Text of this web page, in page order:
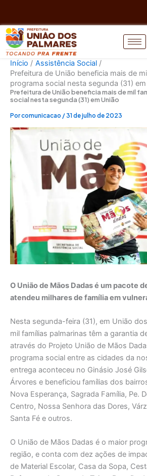
conteúdo
Início
Assistência Social
Prefeitura de União beneficia mais de
programa social nesta segunda (31)
Prefeitura de União beneficia mais de mil
social nesta segunda (31) em União
Porcomunicacao /31 de julho de 2023
O União de Mãos Dadas é um pacote
atendeu milhares de família em
Nesta segunda-feira (31), em União
mil famílias palmarinas têm a garantia
através do Projeto União de Mãos
programa social entre as cidades da
entrega aconteceu no Ginásio José
Árvores e beneficiou famílias dos
Nova Esperança, Sagrada Família, Pe.
Centro, Nossa Senhora das Dores,
Santa Fé e outros.
O União de Mãos Dadas é o maior
região, e conta com dez ações de
de Material Escolar, Casa da Sopa,